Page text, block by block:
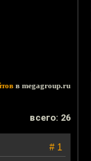
в megagroup.ru
всего: 26
# 1